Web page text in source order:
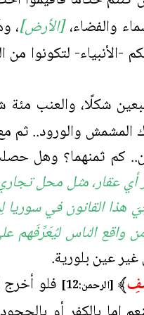
والفضاء،[الأرض]،
لتكونوا من
شكلًا، والعنب
المشمش والورود.. ثم
كم ثمنهما؟ وهل
أي عقار، مثل محل
هذا القانون في
الناس ليُعَرِّفَهم
عين بلورية.
﴾ [الرحمن:12]
فلو